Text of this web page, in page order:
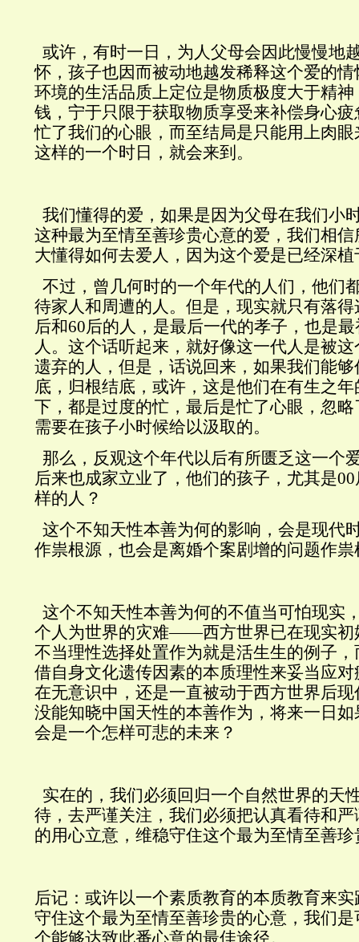
或许，有时一日，为人父母会因此慢慢地
怀，孩子也因而被动地越发稀释这个爱的
环境的生活品质上定位是物质极度大于精
钱，宁于只限于获取物质享受来补偿身心
忙了我们的心眼，而至结局是只能用上肉
这样的一个时日，就会来到。
我们懂得的爱，如果是因为父母在我们小
这种最为至情至善珍贵心意的爱，我们相
大懂得如何去爱人，因为这个爱是已经深
不过，曾几何时的一个年代的人们，他们
待家人和周遭的人。但是，现实就只有落
后和60后的人，是最后一代的孝子，也是
人。这个话听起来，就好像这一代人是被
遗弃的人，但是，话说回来，如果我们能
底，归根结底，或许，这是他们在有生之
下，都是过度的忙，最后是忙了心眼，忽
需要在孩子小时候给以汲取的。
那么，反观这个年代以后有所匮乏这一个
后来也成家立业了，他们的孩子，尤其是00
样的人？
这个不知天性本善为何的影响，会是现代
作祟根源，也会是离婚个案剧增的问题作祟
这个不知天性本善为何的不值当可怕现实
个人为世界的灾难——西方世界已在现实初
不当理性选择处置作为就是活生生的例子
借自身文化遗传因素的本质理性来妥当应
在无意识中，还是一直被动于西方世界后
没能知晓中国天性的本善作为，将来一日
会是一个怎样可悲的未来？
实在的，我们必须回归一个自然世界的天
待，去严谨关注，我们必须把认真看待和
的用心立意，维稳守住这个最为至情至善
后记：或许以一个素质教育的本质教育来
守住这个最为至情至善珍贵的心意，我们
个能够达致此番心意的最佳途径。